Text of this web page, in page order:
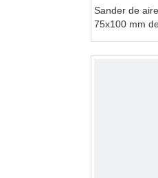
Sander de
75x100 mm